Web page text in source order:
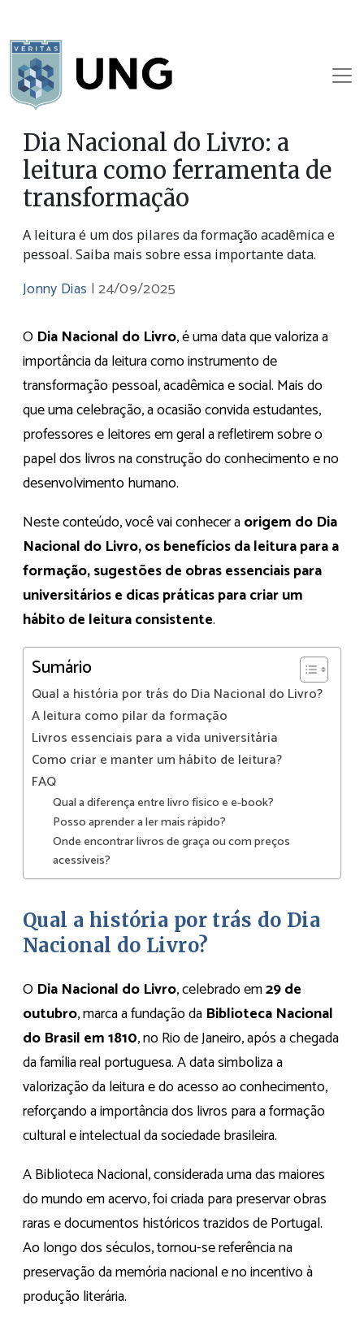
Dia Nacional do Livro: a
leitura como ferramenta de
transformação
A leitura é um dos pilares da formação acadêmica e
pessoal. Saiba mais sobre essa importante data.
Jonny Dias |24/09/2025
O Dia Nacional do Livro, é uma data que valoriza a
importância da leitura como instrumento de
transformação pessoal, acadêmica e social. Mais do
que uma celebração, a ocasião convida estudantes,
professores e leitores em geral a refletirem sobre o
papel dos livros na construção do conhecimento e no
desenvolvimento humano.
Neste conteúdo, você vai conhecer aorigem do Dia
Nacional do Livro, os benefícios da leitura para a
formação, sugestões de obras essenciais para
universitários e dicas práticas para criar um
hábito de leitura consistente.
Sumário
Qual a história por trás do Dia Nacional do Livro?
A leitura como pilar da formação
Livros essenciais para a vida universitária
Como criar e manter um hábito de leitura?
FAQ
Qual a diferença entre livro físico e e-book?
Posso aprender a ler mais rápido?
Onde encontrar livros de graça ou com preços
acessíveis?
Qual a história por trás do Dia
Nacional do Livro?
O Dia Nacional do Livro, celebrado em29 de
outubro, marca a fundação da Biblioteca Nacional
do Brasil em 1810, no Rio de Janeiro, após a chegada
da família real portuguesa. A data simboliza a
valorização da leitura e do acesso ao conhecimento,
reforçando a importância dos livros para a formação
cultural e intelectual da sociedade brasileira.
A Biblioteca Nacional, considerada uma das maiores
do mundo em acervo, foi criada para preservar obras
raras e documentos históricos trazidos de Portugal.
Ao longo dos séculos, tornou-se referência na
preservação da memória nacional e no incentivo à
produção literária.